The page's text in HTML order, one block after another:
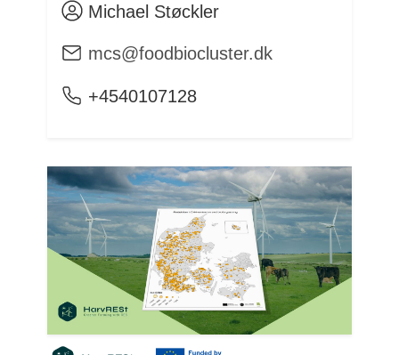
Michael Støckler
mcs@foodbiocluster.dk
+4540107128